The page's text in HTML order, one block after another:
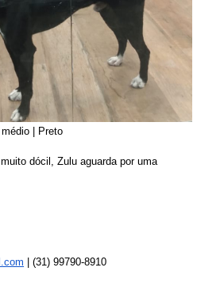
| Preto
dócil, Zulu aguarda por uma
| (31) 99790-8910